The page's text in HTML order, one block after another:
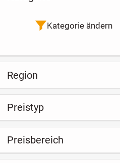
Kapitalanleger
Kategorie ändern
Region
Preistyp
Preisbereich